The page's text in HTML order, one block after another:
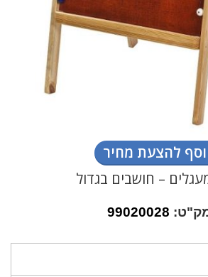
להצעת מחיר
– חושבים בגדול
99020028